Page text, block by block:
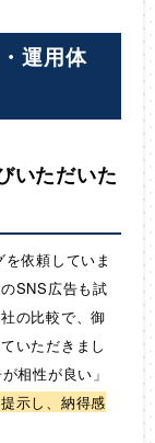
運用体
いただいた
依頼していま
SNS広告も試
の比較で、御
いただきまし
相性が良い」
示し、納得感